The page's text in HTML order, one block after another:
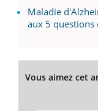
Maladie
aux 5 questions
Vous aimez cet